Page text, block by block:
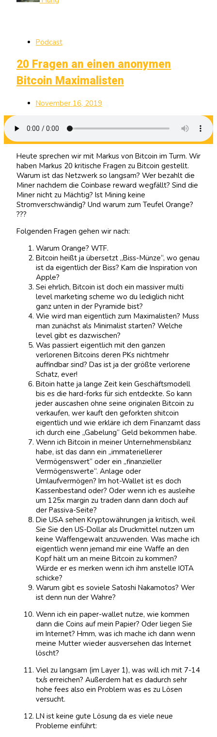
Podcast
20 Fragen an einen anonymen
Bitcoin Maximalisten
November 16, 2019
Heute sprechen wir mit Markus von Bitcoin im Turm. Wir
haben Markus 20 kritische Fragen zu Bitcoin gestellt.
Warum ist das Netzwerk so langsam? Wer bezahlt die
Miner nachdem die Coinbase reward wegfällt? Sind die
Miner nicht zu Mächtig? Ist Mining keine
Stromverschwändig? Und warum zum Teufel Orange?
???
Folgenden Fragen gehen wir nach:
Warum Orange? WTF.
Bitcoin heißt ja übersetzt „Biss-Münze“, wo genau
ist da eigentlich der Biss? Kam die Inspiration von
Apple?
Sei ehrlich, Bitcoin ist doch ein massiver multi
level marketing scheme wo du lediglich nicht
ganz unten in der Pyramide bist?
Wie wird man eigentlich zum Maximalisten? Muss
man zunächst als Minimalist starten? Welche
level gibt es dazwischen?
Was passiert eigentlich mit den ganzen
verlorenen Bitcoins deren PKs nichtmehr
auffindbar sind? Das ist ja der größte verlorene
Schatz, ever!
Bitoin hatte ja lange Zeit kein Geschäftsmodell
bis es die hard-forks für sich entdeckte. So kann
jeder auscashen ohne seine originalen Bitcoin zu
verkaufen, wer kauft den geforkten shitcoin
eigentlich und wie erkläre ich dem Finanzamt dass
ich durch eine „Gabelung“ Geld bekommen habe.
Wenn ich Bitcoin in meiner Unternehmensbilanz
habe, ist das dann ein „immateriellerer
Vermögenswert“ oder ein „finanzieller
Vermögenswerte“. Anlage oder
Umlaufvermögen? Im hot-Wallet ist es doch
Kassenbestand oder? Oder wenn ich es ausleihe
um 125x margin zu traden dann dann doch auf
der Passiva-Seite?
Die USA sehen Kryptowährungen ja kritisch, weil
Sie Sie den US-Dollar als Druckmittel nutzen um
keine Waffengewalt anzuwenden. Was mache ich
eigentlich wenn jemand mir eine Waffe an den
Kopf hält um an meine Bitcoin zu kommen?
Würde er es merken wenn ich ihm anstelle IOTA
schicke?
Warum gibt es soviele Satoshi Nakamotos? Wer
ist denn nun der Wahre?
Wenn ich ein paper-wallet nutze, wie kommen
dann die Coins auf mein Papier? Oder liegen Sie
im Internet? Hmm, was ich mache ich dann wenn
meine Mutter wieder ausversehen das Internet
löscht?
Viel zu langsam (im Layer 1), was will ich mit 7-14
tx/s erreichen? Außerdem hat es dadurch sehr
hohe fees also ein Problem was es zu Lösen
versucht.
LN ist keine gute Lösung da es viele neue
Probleme einführt: